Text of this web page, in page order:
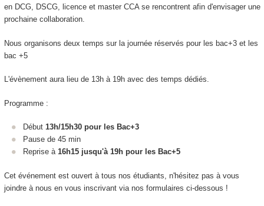
en DCG, DSCG, licence et master CCA se rencontrent afin d'envisager une
prochaine collaboration.
Nous organisons deux temps sur la journée réservés pour les bac+3 et les
bac +5
L'évènement aura lieu de 13h à 19h avec des temps dédiés.
Programme :
Début 13h/15h30 pour les Bac+3
Pause de 45 min
Reprise à 16h15 jusqu'à 19h pour les Bac+5
Cet événement est ouvert à tous nos étudiants, n'hésitez pas à vous
joindre à nous en vous inscrivant via nos formulaires ci-dessous !